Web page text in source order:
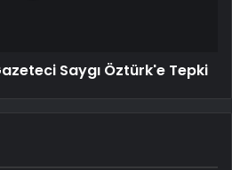
Saygı Öztürk'e Tepki